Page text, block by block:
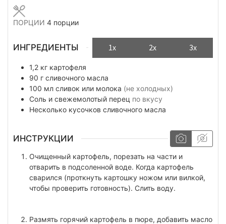
ПОРЦИИ 4 порции
ИНГРЕДИЕНТЫ 1x 2x 3x
1,2 кг картофеля
90 г сливочного масла
100 мл сливок или молока (не холодных)
Соль и свежемолотый перец по вкусу
Несколько кусочков сливочного масла
ИНСТРУКЦИИ
Очищенный картофель, порезать на части и
отварить в подсоленной воде. Когда картофель
сварился (проткнуть картошку ножом или вилкой,
чтобы проверить готовность). Слить воду.
Размять горячий картофель в пюре, добавить масло